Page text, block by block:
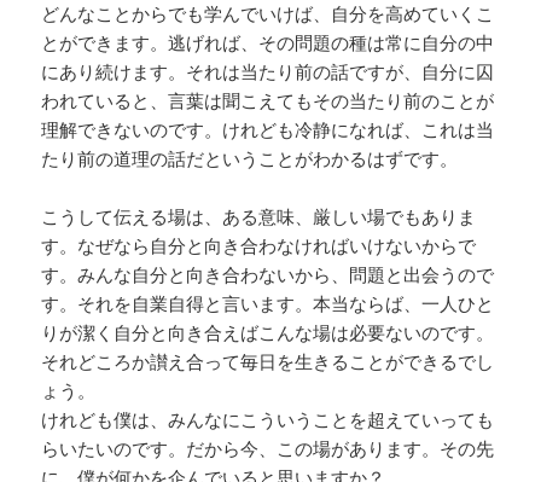
どんなことからでも学んでいけば、自分を高めていくこ
とができます。逃げれば、その問題の種は常に自分の中
にあり続けます。それは当たり前の話ですが、自分に囚
われていると、言葉は聞こえてもその当たり前のことが
理解できないのです。けれども冷静になれば、これは当
たり前の道理の話だということがわかるはずです。
こうして伝える場は、ある意味、厳しい場でもありま
す。なぜなら自分と向き合わなければいけないからで
す。みんな自分と向き合わないから、問題と出会うので
す。それを自業自得と言います。本当ならば、一人ひと
りが潔く自分と向き合えばこんな場は必要ないのです。
それどころか讃え合って毎日を生きることができるでし
ょう。
けれども僕は、みんなにこういうことを超えていっても
らいたいのです。だから今、この場があります。その先